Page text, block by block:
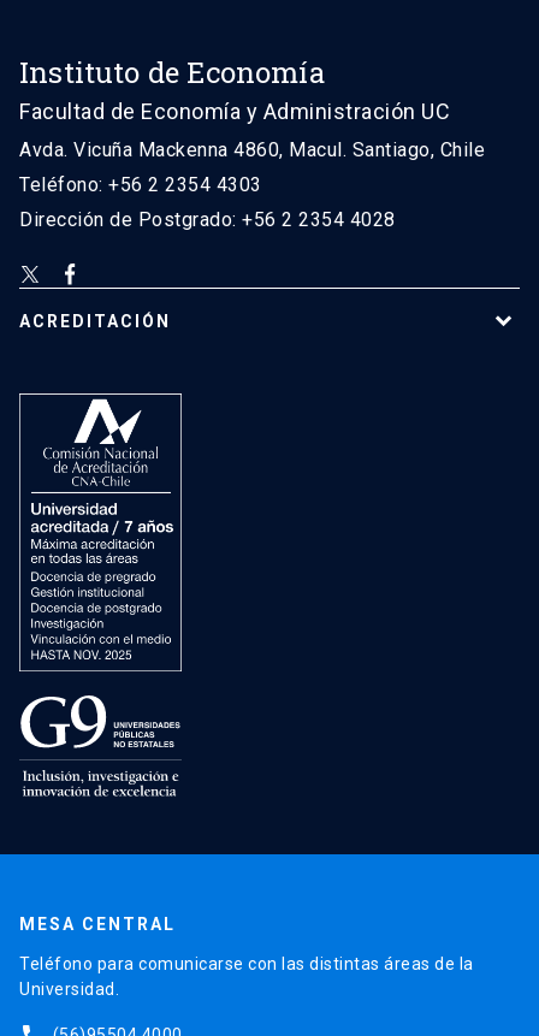
Instituto de Economía
Facultad de Economía y Administración UC
Avda. Vicuña Mackenna 4860, Macul. Santiago, Chile
Teléfono: +56 2 2354 4303
Dirección de Postgrado: +56 2 2354 4028
ACREDITACIÓN
MESA CENTRAL
Teléfono para comunicarse con las distintas áreas de la
Universidad.